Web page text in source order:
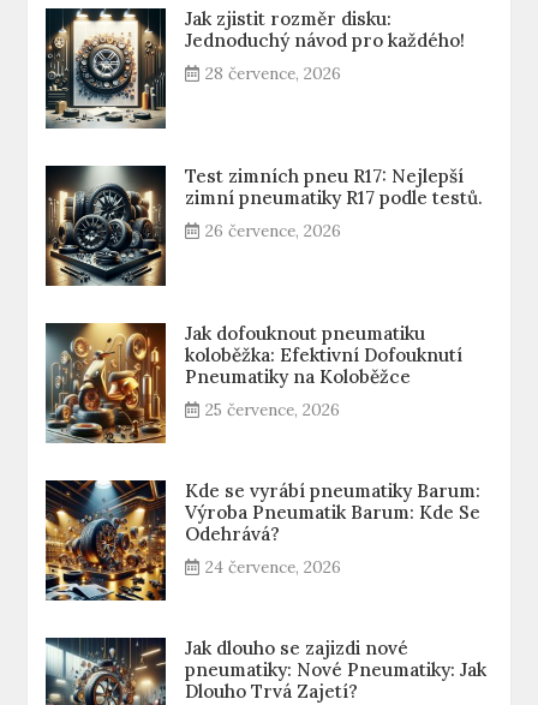
Jak zjistit rozměr disku:
Jednoduchý návod pro každého!
28 července, 2026
Test zimních pneu R17: Nejlepší
zimní pneumatiky R17 podle testů.
26 července, 2026
Jak dofouknout pneumatiku
koloběžka: Efektivní Dofouknutí
Pneumatiky na Koloběžce
25 července, 2026
Kde se vyrábí pneumatiky Barum:
Výroba Pneumatik Barum: Kde Se
Odehrává?
24 července, 2026
Jak dlouho se zajizdi nové
pneumatiky: Nové Pneumatiky: Jak
Dlouho Trvá Zajetí?